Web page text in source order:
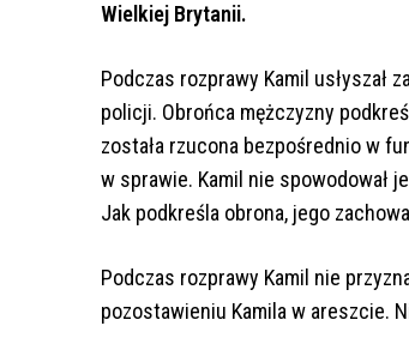
Wielkiej Brytanii.
Podczas rozprawy Kamil usłyszał
policji. Obrońca mężczyzny
została rzucona bezpośrednio w
w sprawie. Kamil nie spowodował
Jak podkreśla obrona, jego
Podczas rozprawy Kamil nie
pozostawieniu Kamila w areszcie.